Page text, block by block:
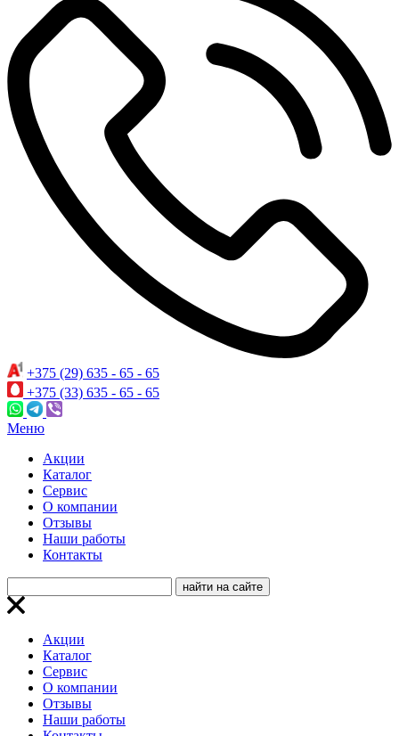
+375 (29) 635 - 65 - 65
+375 (33) 635 - 65 - 65
Меню
Акции
Каталог
Сервис
О компании
Отзывы
Наши работы
Контакты
Акции
Каталог
Сервис
О компании
Отзывы
Наши работы